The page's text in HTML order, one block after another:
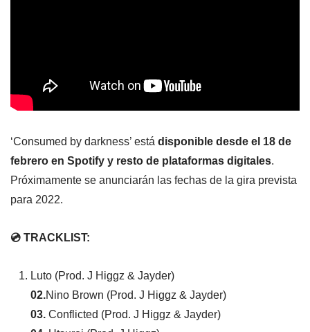
‘Consumed by darkness’ está disponible desde el 18 de
febrero en Spotify y resto de plataformas digitales.
Próximamente se anunciarán las fechas de la gira prevista
para 2022.
💿 TRACKLIST:
Luto (Prod. J Higgz & Jayder)
02.Nino Brown (Prod. J Higgz & Jayder)
03. Conflicted (Prod. J Higgz & Jayder)